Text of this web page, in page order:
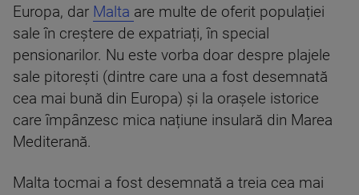
Europa, dar Malta are multe de oferit populației
sale în creștere de expatriați, în special
pensionarilor. Nu este vorba doar despre plajele
sale pitorești (dintre care una a fost desemnată
cea mai bună din Europa) și la orașele istorice
care împânzesc mica națiune insulară din Marea
Mediterană.
Malta tocmai a fost desemnată a treia cea mai